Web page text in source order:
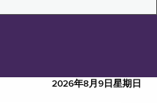
2026年8月9日星期日